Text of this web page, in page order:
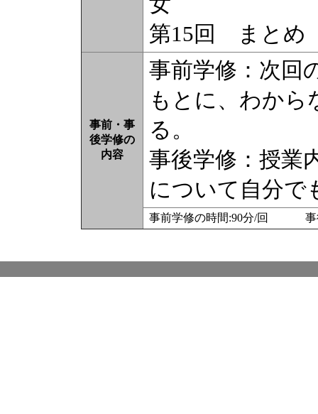
第15回 まとめ
事前・事
後学修の
内容
事前学修：次回
もとに、わから
る。
事後学修：授業
について自分で
事前学修の時間:90分/回 事後